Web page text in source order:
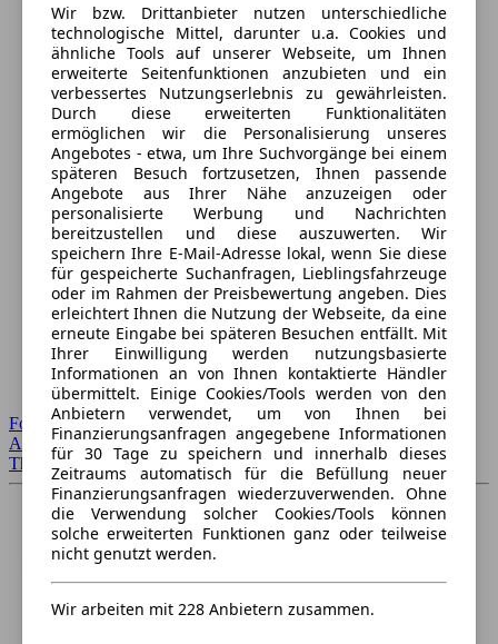
Forum Startseite
Alle Auto-Foren
Themen-Forum
Wir bzw. Drittanbieter nutzen unterschiedliche
technologische Mittel, darunter u.a. Cookies und
ähnliche Tools auf unserer Webseite, um Ihnen
erweiterte Seitenfunktionen anzubieten und ein
verbessertes Nutzungserlebnis zu gewährleisten.
Durch diese erweiterten Funktionalitäten
ermöglichen wir die Personalisierung unseres
Angebotes - etwa, um Ihre Suchvorgänge bei einem
späteren Besuch fortzusetzen, Ihnen passende
Angebote aus Ihrer Nähe anzuzeigen oder
personalisierte Werbung und Nachrichten
bereitzustellen und diese auszuwerten. Wir
speichern Ihre E-Mail-Adresse lokal, wenn Sie diese
für gespeicherte Suchanfragen, Lieblingsfahrzeuge
oder im Rahmen der Preisbewertung angeben. Dies
erleichtert Ihnen die Nutzung der Webseite, da eine
erneute Eingabe bei späteren Besuchen entfällt. Mit
Ihrer Einwilligung werden nutzungsbasierte
Informationen an von Ihnen kontaktierte Händler
übermittelt. Einige Cookies/Tools werden von den
Anbietern verwendet, um von Ihnen bei
Finanzierungsanfragen angegebene Informationen
für 30 Tage zu speichern und innerhalb dieses
Zeitraums automatisch für die Befüllung neuer
Finanzierungsanfragen wiederzuverwenden. Ohne
die Verwendung solcher Cookies/Tools können
solche erweiterten Funktionen ganz oder teilweise
nicht genutzt werden.
Wir arbeiten mit 228 Anbietern zusammen.